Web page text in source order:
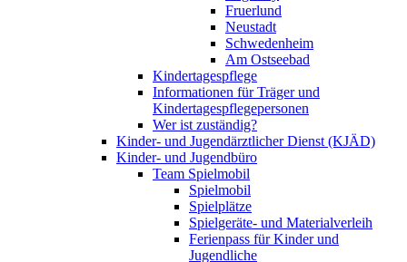
Fruerlund
Neustadt
Schwedenheim
Am Ostseebad
Kindertagespflege
Informationen für Träger und
Kindertagespflegepersonen
Wer ist zuständig?
Kinder- und Jugendärztlicher Dienst (KJÄD)
Kinder- und Jugendbüro
Team Spielmobil
Spielmobil
Spielplätze
Spielgeräte- und Materialverleih
Ferienpass für Kinder und
Jugendliche